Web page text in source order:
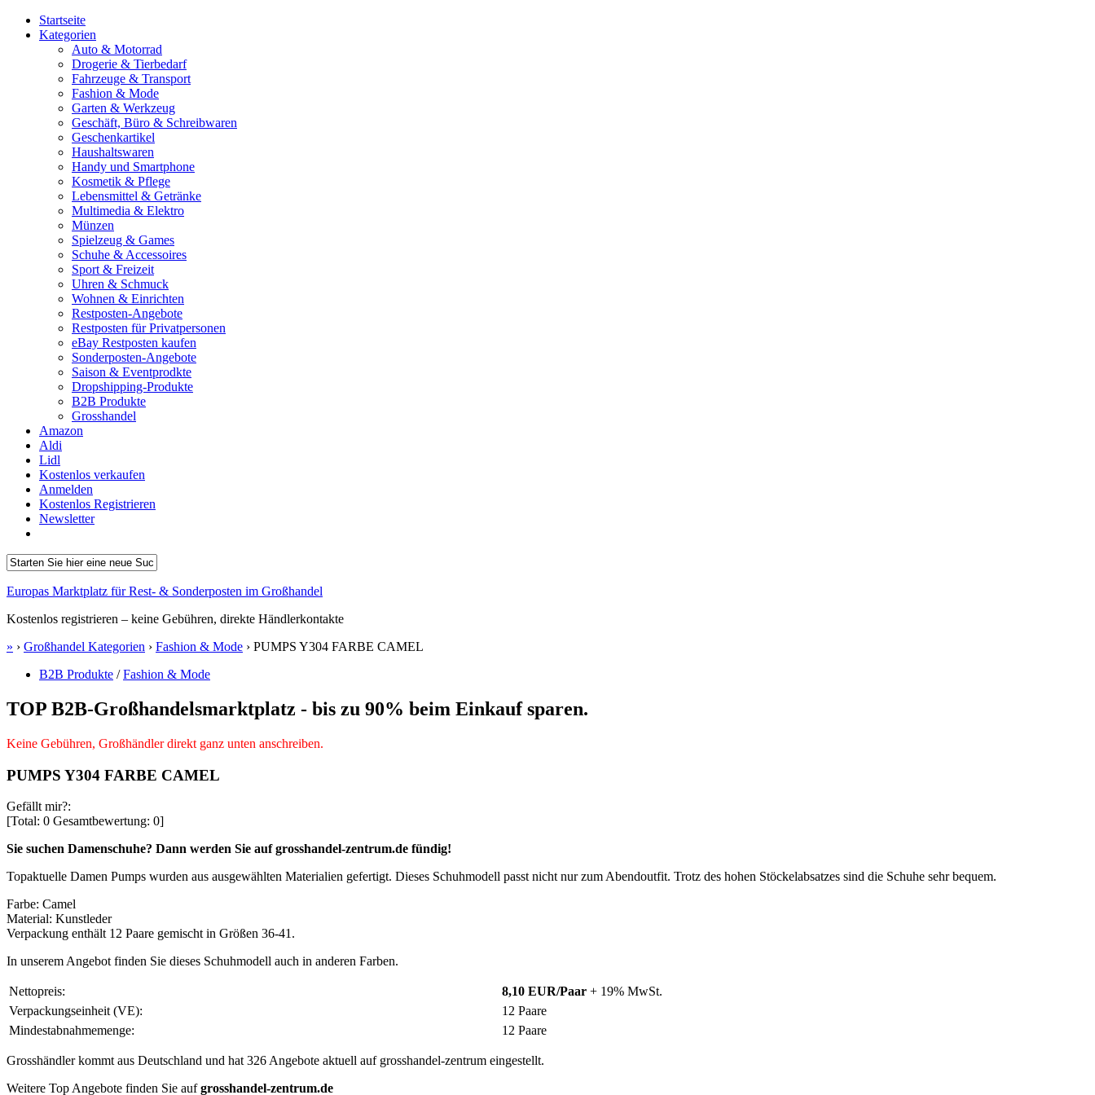
Startseite
Kategorien
Auto & Motorrad
Drogerie & Tierbedarf
Fahrzeuge & Transport
Fashion & Mode
Garten & Werkzeug
Geschäft, Büro & Schreibwaren
Geschenkartikel
Haushaltswaren
Handy und Smartphone
Kosmetik & Pflege
Lebensmittel & Getränke
Multimedia & Elektro
Münzen
Spielzeug & Games
Schuhe & Accessoires
Sport & Freizeit
Uhren & Schmuck
Wohnen & Einrichten
Restposten-Angebote
Restposten für Privatpersonen
eBay Restposten kaufen
Sonderposten-Angebote
Saison & Eventprodkte
Dropshipping-Produkte
B2B Produkte
Grosshandel
Amazon
Aldi
Lidl
Kostenlos verkaufen
Anmelden
Kostenlos Registrieren
Newsletter
Europas Marktplatz für Rest- & Sonderposten im Großhandel
Kostenlos registrieren – keine Gebühren, direkte Händlerkontakte
» › Großhandel Kategorien › Fashion & Mode › PUMPS Y304 FARBE CAMEL
B2B Produkte / Fashion & Mode
TOP B2B-Großhandelsmarktplatz - bis zu 90% beim Einkauf sparen.
Keine Gebühren, Großhändler direkt ganz unten anschreiben.
PUMPS Y304 FARBE CAMEL
Gefällt mir?:
[Total: 0 Gesamtbewertung: 0]
Sie suchen Damenschuhe? Dann werden Sie aufgrosshandel-zentrum.de fündig!
Topaktuelle Damen Pumps wurden aus ausgewählten Materialien gefertigt. Dieses Schuhmodell passt nicht nur zum Abendoutfit. Trotz des hohen Stöckelabsatzes sind die Schuhe sehr bequem.
Farbe: Camel
Material: Kunstleder
Verpackung enthält 12 Paare gemischt in Größen 36-41.
In unserem Angebot finden Sie dieses Schuhmodell auch in anderen Farben.
Nettopreis: 8,10 EUR/Paar + 19% MwSt.
Verpackungseinheit (VE):
12 Paare
Mindestabnahmemenge:
12 Paare
Grosshändler kommt aus Deutschland und hat 326 Angebote aktuell auf grosshandel-zentrum eingestellt.
Weitere Top Angebote finden Sie aufgrosshandel-zentrum.de